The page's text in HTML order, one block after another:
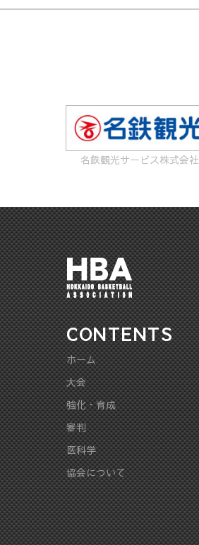
名鉄観光サービス株式会社
CONTENTS
ホーム
大会
強化・育成
審判
医科学
協会について